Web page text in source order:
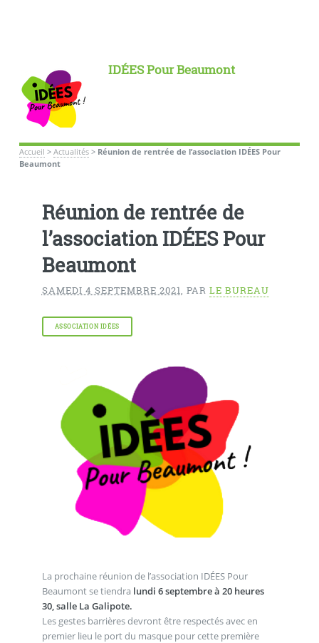
IDÉES Pour Beaumont
Accueil > Actualités> Réunion de rentrée de l’association IDÉES Pour
Beaumont
Réunion de rentrée de
l’association IDÉES Pour
Beaumont
SAMEDI 4 SEPTEMBRE 2021, PAR LE BUREAU
ASSOCIATION IDÉES
La prochaine réunion de l’association IDÉES Pour
Beaumont se tiendra lundi 6 septembre à 20 heures
30, salle La Galipote.
Les gestes barrières devront être respectés avec en
premier lieu le port du masque pour cette première